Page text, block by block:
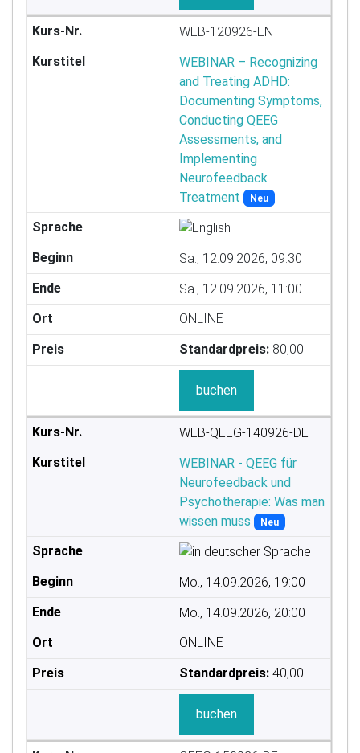
WEB-120926-EN
WEBINAR – Recognizing
and Treating ADHD:
Documenting Symptoms,
Conducting QEEG
Assessments, and
Implementing
Neurofeedback
Treatment
Neu
Sa., 12.09.2026, 09:30
Sa., 12.09.2026, 11:00
ONLINE
Standardpreis: 80,00
buchen
WEB-QEEG-140926-DE
WEBINAR - QEEG für
Neurofeedback und
Psychotherapie: Was man
wissen muss
Neu
Mo., 14.09.2026, 19:00
Mo., 14.09.2026, 20:00
ONLINE
Standardpreis: 40,00
buchen